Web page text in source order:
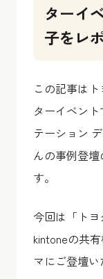
ターイ
子をレ
この記事は
ターイベン
テーション
んの事例登
す。
今回は「トヨ
kintoneの共
マにご登壇い